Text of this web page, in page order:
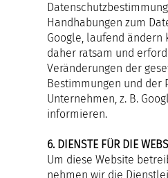
Handhabungen zum
Google, laufend ändern
daher ratsam und
Veränderungen der
Bestimmungen und der
Unternehmen, z. B.
informieren.
6. DIENSTE FÜR DIE
Um diese Website
nehmen wir die